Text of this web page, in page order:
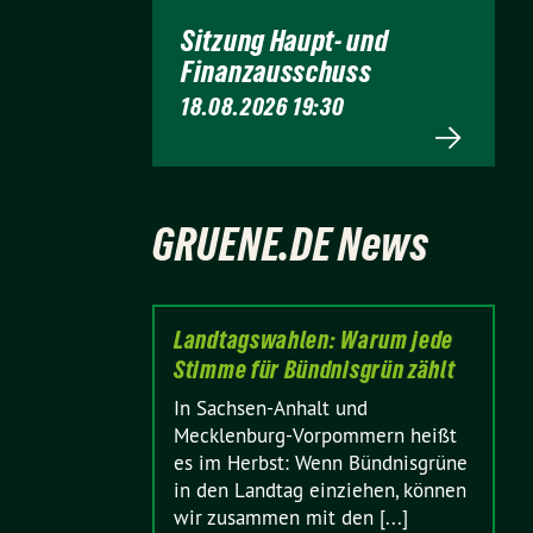
Sitzung Haupt- und
Finanzausschuss
18.08.2026 19:30
GRUENE.DE News
Landtagswahlen: Warum jede
Stimme für Bündnisgrün zählt
In Sachsen-Anhalt und
Mecklenburg-Vorpommern heißt
es im Herbst: Wenn Bündnisgrüne
in den Landtag einziehen, können
wir zusammen mit den [...]